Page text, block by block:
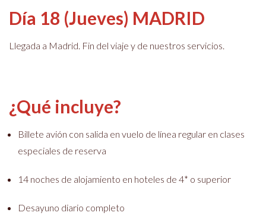
Día 18 (Jueves) MADRID
Llegada a Madrid. Fin del viaje y de nuestros servicios.
¿Qué incluye?
Billete avión con salida en vuelo de línea regular en clases
especiales de reserva
14 noches de alojamiento en hoteles de 4* o superior
Desayuno diario completo